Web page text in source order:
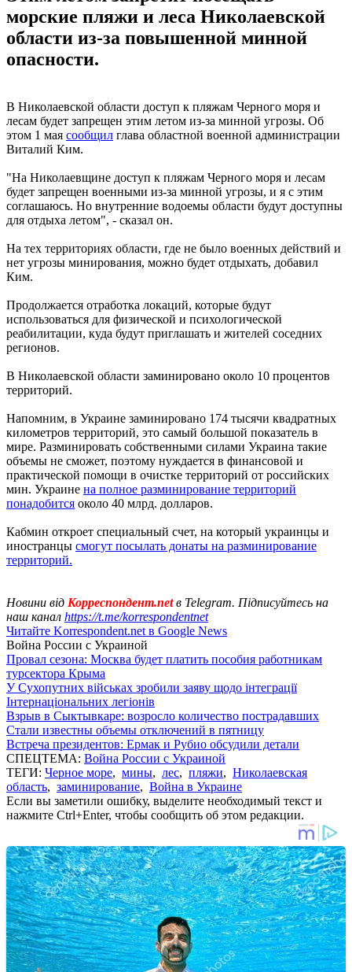
морские пляжи и леса Николаевской
области из-за повышенной минной
опасности.
В Николаевской области доступ к пляжам Черного моря и
лесам будет запрещен этим летом из-за минной угрозы. Об
этом 1 мая сообщил глава областной военной администрации
Виталий Ким.
"На Николаевщине доступ к пляжам Черного моря и лесам
будет запрещен военными из-за минной угрозы, и я с этим
соглашаюсь. Но внутренние водоемы области будут доступны
для отдыха летом", - сказал он.
На тех территориях области, где не было военных действий и
нет угрозы минирования, можно будет отдыхать, добавил
Ким.
Продолжается отработка локаций, которые будут
использоваться для физической и психологической
реабилитации, куда будут приглашать и жителей соседних
регионов.
В Николаевской области заминировано около 10 процентов
территорий.
Напомним, в Украине заминировано 174 тысячи квадратных
километров территорий, это самый большой показатель в
мире. Разминировать собственными силами Украина такие
объемы не сможет, поэтому нуждается в финансовой и
практической помощи в очистке территорий от российских
мин. Украине на полное разминирование территорий
понадобится около 40 млрд. долларов.
Кабмин откроет специальный счет, на который украинцы и
иностранцы смогут посылать донаты на разминирование
территорий.
Новини від Корреспондент.netв Telegram. Підписуйтесь на
наш канал https://t.me/korrespondentnet
Читайте Korrespondent.net в Google News
Война России с Украиной
Провал сезона: Москва будет платить пособия работникам
турсектора Крыма
У Сухопутних військах зробили заяву щодо інтеграції
Інтернаціональних легіонів
Взрыв в Сыктывкаре: возросло количество пострадавших
Стали известны объемы отключений в пятницу
Встреча президентов: Ермак и Рубио обсудили детали
СПЕЦТЕМА: Война России с Украиной
ТЕГИ: Черное море, мины, лес, пляжи, Николаевская
область, заминирование, Война в Украине
Если вы заметили ошибку, выделите необходимый текст и
нажмите Ctrl+Enter, чтобы сообщить об этом редакции.